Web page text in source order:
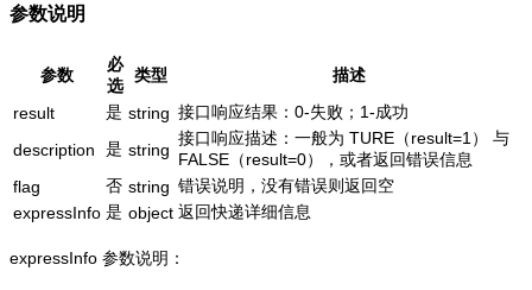
参数说明
参数
必
选
类型
描述
result
是 string 接口响应结果：0-失败；1-成功
description
是 string
接口响应描述：一般为 TURE（result=1） 与
FALSE（result=0），或者返回错误信息
flag
否 string 错误说明，没有错误则返回空
expressInfo 是 object 返回快递详细信息
expressInfo 参数说明：